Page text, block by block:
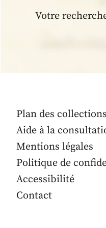
Votre
Plan des collections
Aide à la
Mentions légales
Politique de
Accessibilité
Contact